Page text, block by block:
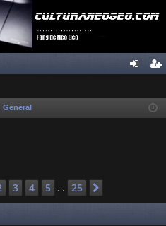
ist
General
de 25
3 4 5 … 25